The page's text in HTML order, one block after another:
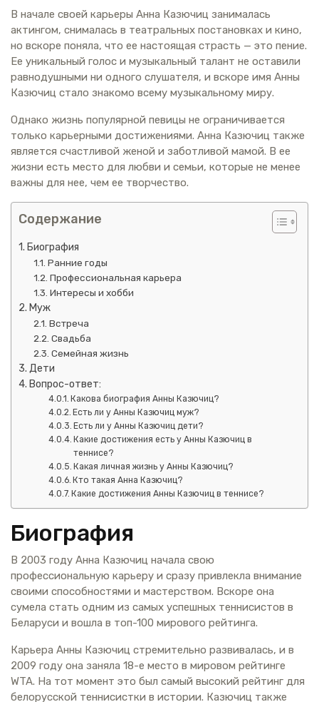
В начале своей карьеры Анна Казючиц занималась
актингом, снималась в театральных постановках и кино,
но вскоре поняла, что ее настоящая страсть — это пение.
Ее уникальный голос и музыкальный талант не оставили
равнодушными ни одного слушателя, и вскоре имя Анны
Казючиц стало знакомо всему музыкальному миру.
Однако жизнь популярной певицы не ограничивается
только карьерными достижениями. Анна Казючиц также
является счастливой женой и заботливой мамой. В ее
жизни есть место для любви и семьи, которые не менее
важны для нее, чем ее творчество.
Содержание
Биография
Ранние годы
Профессиональная карьера
Интересы и хобби
Муж
Встреча
Свадьба
Семейная жизнь
Дети
Вопрос-ответ:
Какова биография Анны Казючиц?
Есть ли у Анны Казючиц муж?
Есть ли у Анны Казючиц дети?
Какие достижения есть у Анны Казючиц в
теннисе?
Какая личная жизнь у Анны Казючиц?
Кто такая Анна Казючиц?
Какие достижения Анны Казючиц в теннисе?
Биография
В 2003 году Анна Казючиц начала свою
профессиональную карьеру и сразу привлекла внимание
своими способностями и мастерством. Вскоре она
сумела стать одним из самых успешных теннисистов в
Беларуси и вошла в топ-100 мирового рейтинга.
Карьера Анны Казючиц стремительно развивалась, и в
2009 году она заняла 18-е место в мировом рейтинге
WTA. На тот момент это был самый высокий рейтинг для
белорусской теннисистки в истории. Казючиц также